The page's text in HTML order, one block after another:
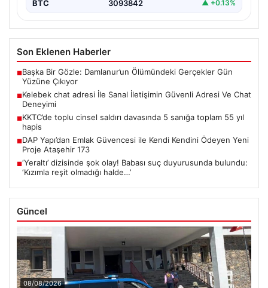
BTC 3093842 ▲ +0.13%
Son Eklenen Haberler
■Başka Bir Gözle: Damlanur’un Ölümündeki Gerçekler Gün
Yüzüne Çıkıyor
■Kelebek chat adresi İle Sanal İletişimin Güvenli Adresi Ve Chat
Deneyimi
■KKTC’de toplu cinsel saldırı davasında 5 sanığa toplam 55 yıl
hapis
■DAP Yapı’dan Emlak Güvencesi ile Kendi Kendini Ödeyen Yeni
Proje Ataşehir 173
■‘Yeraltı’ dizisinde şok olay! Babası suç duyurusunda bulundu:
‘Kızımla reşit olmadığı halde…’
Güncel
08/08/2026